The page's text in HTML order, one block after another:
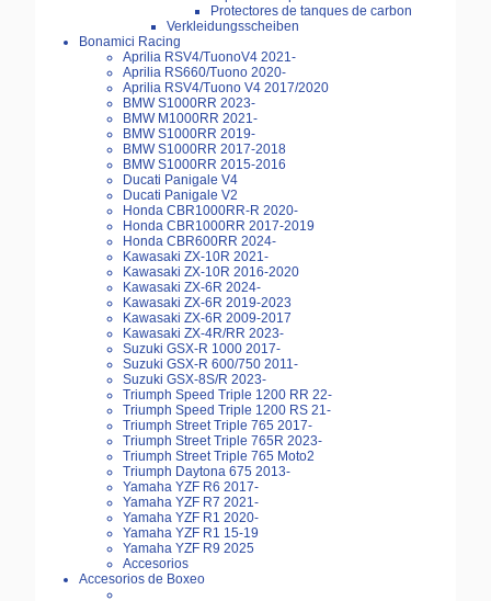
Protectores de tanques de carbon
Verkleidungsscheiben
Bonamici Racing
Aprilia RSV4/TuonoV4 2021-
Aprilia RS660/Tuono 2020-
Aprilia RSV4/Tuono V4 2017/2020
BMW S1000RR 2023-
BMW M1000RR 2021-
BMW S1000RR 2019-
BMW S1000RR 2017-2018
BMW S1000RR 2015-2016
Ducati Panigale V4
Ducati Panigale V2
Honda CBR1000RR-R 2020-
Honda CBR1000RR 2017-2019
Honda CBR600RR 2024-
Kawasaki ZX-10R 2021-
Kawasaki ZX-10R 2016-2020
Kawasaki ZX-6R 2024-
Kawasaki ZX-6R 2019-2023
Kawasaki ZX-6R 2009-2017
Kawasaki ZX-4R/RR 2023-
Suzuki GSX-R 1000 2017-
Suzuki GSX-R 600/750 2011-
Suzuki GSX-8S/R 2023-
Triumph Speed Triple 1200 RR 22-
Triumph Speed Triple 1200 RS 21-
Triumph Street Triple 765 2017-
Triumph Street Triple 765R 2023-
Triumph Street Triple 765 Moto2
Triumph Daytona 675 2013-
Yamaha YZF R6 2017-
Yamaha YZF R7 2021-
Yamaha YZF R1 2020-
Yamaha YZF R1 15-19
Yamaha YZF R9 2025
Accesorios
Accesorios de Boxeo